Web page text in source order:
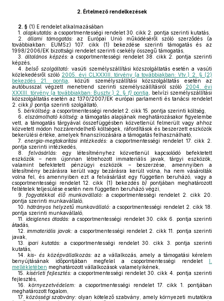
2. Értelmező rendelkezések
2. § (1) E rendelet alkalmazásában
1. alapkutatás: a csoportmentességi rendelet 30. cikk 2. pontja szerinti kutatás,
2.
állami támogatás:az Európai Unió működéséről szóló szerződés (a
továbbiakban: EUMSz) 107. cikk (1) bekezdése szerinti támogatás és az
1998/2006/EK bizottsági rendelet szerinti csekély összegű támogatás,
3.
általános képzés:a csoportmentességi rendelet 38. cikk 2. pontja szerinti
képzés,
4.
belső szolgáltató:vasúti személyszállítási közszolgáltatás esetén a vasúti
közlekedésről szóló 2005. évi CLXXXIII. törvény (a továbbiakban: Vtv.) 2. § (2)
bekezdés 21. pontja , közúti személyszállítási közszolgáltatás esetén az
autóbusszal végzett menetrend szerinti személyszállításról szóló
2004. évi
XXXIII. törvény (a továbbiakban: Busztv.) 2. § f) pontja , belvízi személyszállítási
közszolgáltatás esetén az 1370/2007/EK európai parlamenti és tanácsi rendelet
2. cikk j) pontja szerinti szolgáltató,
5. bérköltség: a csoportmentességi rendelet 2. cikk 15. pontja szerinti költség,
6.
elszámolható költség:a támogatás alapjának meghatározásakor figyelembe
vett, a támogatás tárgyával összefüggésben közvetlenül felmerült vagy ahhoz
közvetett módon hozzárendelhető költségek, ráfordítások és beszerzett eszközök
bekerülési értéke, amelyek finanszírozására a támogatás felhasználható,
7.
energia-megtakarítási intézkedés: a csoportmentességi rendelet 17. cikk 2.
pontja szerinti intézkedés,
8.
felvásárlás:egy létesítményhez közvetlenül kapcsolódó befektetett
eszközök – nem újonnan létrehozott immateriális javak, tárgyi eszközök,
valamint befektetett pénzügyi eszközök – beszerzése, amennyiben a
létesítmény bezárásra került vagy bezárásra került volna, ha nem vásárolták
volna fel, és amennyiben ezt a felvásárlást egy független beruházó, vagy a
csoportmentességi rendelet 12. cikk (1) bekezdés b) pontjában meghatározott
feltételek teljesülése esetén nem független beruházó végzi,
9.
fogyatékkal élő munkavállaló:a csoportmentességi rendelet 2. cikk 20.
pontja szerinti munkavállaló,
10.
hátrányos helyzetű munkavállaló: a csoportmentességi rendelet 2. cikk 18.
pontja szerinti munkavállaló,
11.
ideiglenes átadás: a csoportmentességi rendelet 30. cikk 6. pontja szerinti
átadás,
12.
immateriális javak:a csoportmentességi rendelet 2. cikk 11. pontja szerinti
javak,
13.
ipari kutatás:a csoportmentességi rendelet 30. cikk 3. pontja szerinti
kutatás,
14.
kis- és középvállalkozás:az a vállalkozás, amely a támogatási kérelem
benyújtásának időpontjában megfelel a csoportmentességi rendelet I.
mellékletében meghatározott vállalkozások valamelyikének,
15.
kísérleti fejlesztés: a csoportmentességi rendelet 30. cikk 4. pontja szerinti
fejlesztés,
16.
környezetvédelem: a csoportmentességi rendelet 17. cikk 1. pontjában
meghatározott fogalom,
17. közösségi szabvány: olyan kötelező szabvány, amely környezeti mutatókra